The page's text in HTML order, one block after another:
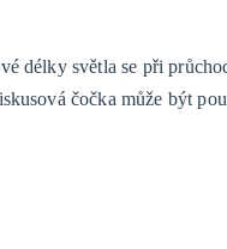
délky světla se při
čočka může být